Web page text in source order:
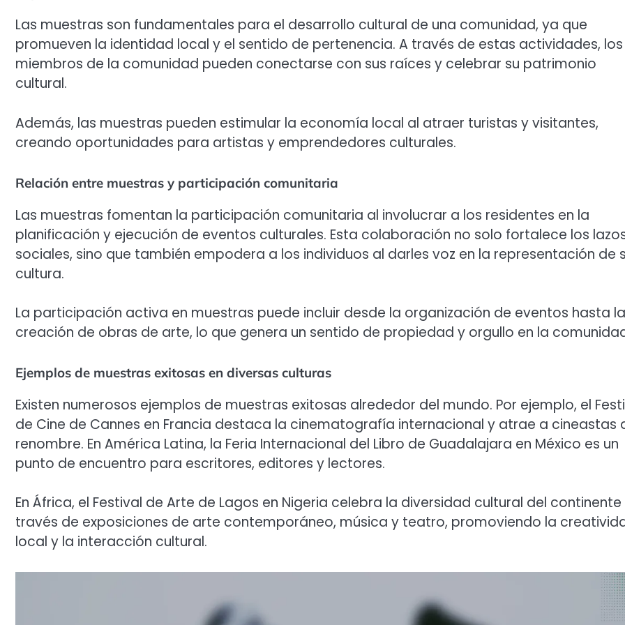
Las muestras son fundamentales para el desarrollo cultural de una comunidad, ya que
promueven la identidad local y el sentido de pertenencia. A través de estas actividades, los
miembros de la comunidad pueden conectarse con sus raíces y celebrar su patrimonio
cultural.
Además, las muestras pueden estimular la economía local al atraer turistas y visitantes,
creando oportunidades para artistas y emprendedores culturales.
Relación entre muestras y participación comunitaria
Las muestras fomentan la participación comunitaria al involucrar a los residentes en la
planificación y ejecución de eventos culturales. Esta colaboración no solo fortalece los
sociales, sino que también empodera a los individuos al darles voz en la representación de
cultura.
La participación activa en muestras puede incluir desde la organización de eventos hasta la
creación de obras de arte, lo que genera un sentido de propiedad y orgullo en la
Ejemplos de muestras exitosas en diversas culturas
Existen numerosos ejemplos de muestras exitosas alrededor del mundo. Por ejemplo, el
de Cine de Cannes en Francia destaca la cinematografía internacional y atrae a cineastas
renombre. En América Latina, la Feria Internacional del Libro de Guadalajara en México es un
punto de encuentro para escritores, editores y lectores.
En África, el Festival de Arte de Lagos en Nigeria celebra la diversidad cultural del
través de exposiciones de arte contemporáneo, música y teatro, promoviendo la
local y la interacción cultural.